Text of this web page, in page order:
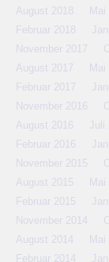
August 2018
Mai
Februar 2018
November 2017
August 2017
Mai
Februar 2017
November 2016
August 2016
Juli
Februar 2016
November 2015
August 2015
Mai
Februar 2015
November 2014
August 2014
Mai
Februar 2014